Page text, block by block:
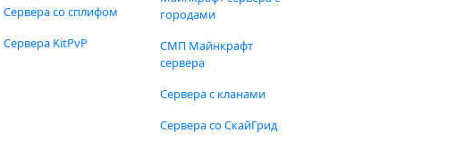
Сервера со сплифом
Сервера KitPvP
городами
СМП Майнкрафт
сервера
Сервера с кланами
Сервера со СкайГрид